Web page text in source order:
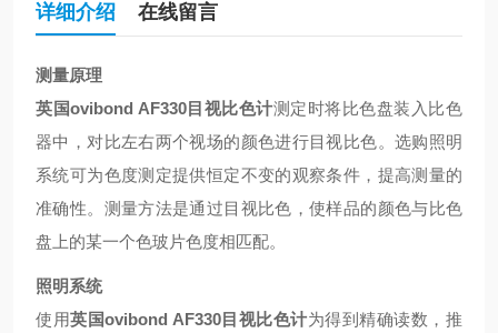
详细介绍 在线留言
测量原理
英国ovibond AF330目视比色计测定时将比色盘装入比色
器中，对比左右两个视场的颜色进行目视比色。选购照明
系统可为色度测定提供恒定不变的观察条件，提高测量的
准确性。测量方法是通过目视比色，使样品的颜色与比色
盘上的某一个色玻片色度相匹配。
照明系统
使用英国ovibond AF330目视比色计为得到精确读数，推